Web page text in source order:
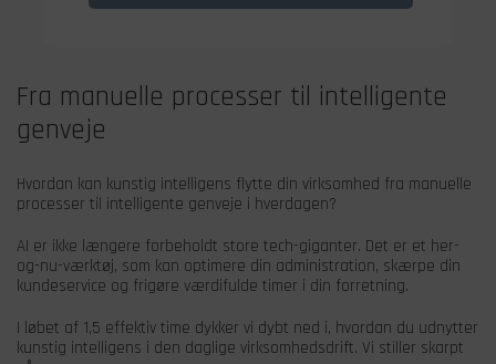
Fra manuelle processer til intelligente
genveje
Hvordan kan kunstig intelligens flytte din virksomhed fra manuelle
processer til intelligente genveje i hverdagen?
AI er ikke længere forbeholdt store tech-giganter. Det er et her-
og-nu-værktøj, som kan optimere din administration, skærpe din
kundeservice og frigøre værdifulde timer i din forretning.
I løbet af 1,5 effektiv time dykker vi dybt ned i, hvordan du udnytter
kunstig intelligens i den daglige virksomhedsdrift. Vi stiller skarpt